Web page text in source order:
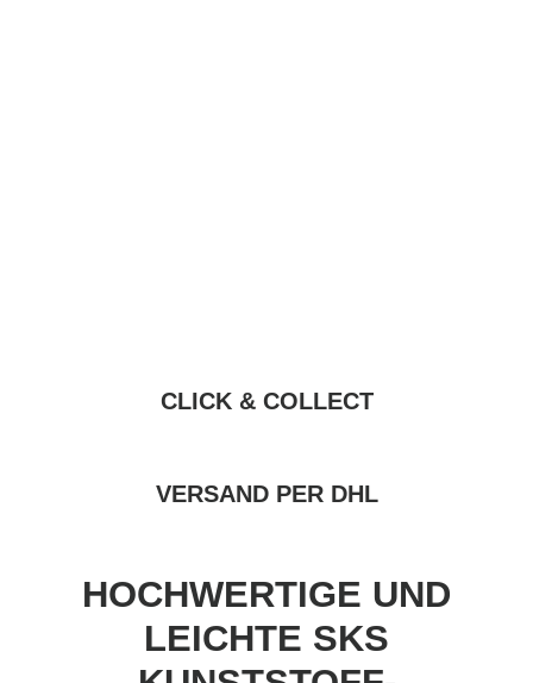
CLICK & COLLECT
VERSAND PER DHL
HOCHWERTIGE UND
LEICHTE SKS